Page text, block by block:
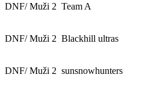
DNF/ Muži 2 Team A
DNF/ Muži 2 Blackhill ultras
DNF/ Muži 2 sunsnowhunters